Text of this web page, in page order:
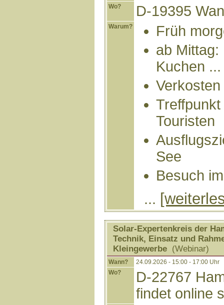
Wo?
D-19395
Warum?
Früh
ab
Kuchen ...
Touristen
See
Besuch
...
Solar-Expertenkreis der
Technik, Einsatz und
Kleingewerbe (Webinar)
Wann?
24.09.2026 - 15:00 - 17:00 Uhr
Wo?
D-22767
findet online